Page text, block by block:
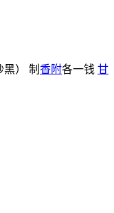
黑） 制 香附各一钱 甘